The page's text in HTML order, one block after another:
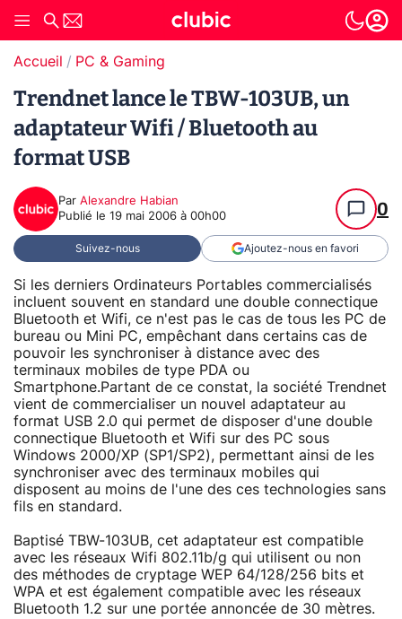
Accueil PC & Gaming
Trendnet lance le TBW-103UB, un
adaptateur Wifi / Bluetooth au
format USB
Par Alexandre Habian
Publié le 19 mai 2006 à 00h00 0
Suivez-nous Ajoutez-nous en favori
Si les derniers Ordinateurs Portables commercialisés
incluent souvent en standard une double connectique
Bluetooth et Wifi, ce n'est pas le cas de tous les PC de
bureau ou Mini PC, empêchant dans certains cas de
pouvoir les synchroniser à distance avec des
terminaux mobiles de type PDA ou
Smartphone.Partant de ce constat, la société Trendnet
vient de commercialiser un nouvel adaptateur au
format USB 2.0 qui permet de disposer d'une double
connectique Bluetooth et Wifi sur des PC sous
Windows 2000/XP (SP1/SP2), permettant ainsi de les
synchroniser avec des terminaux mobiles qui
disposent au moins de l'une des ces technologies sans
fils en standard.
Baptisé TBW-103UB, cet adaptateur est compatible
avec les réseaux Wifi 802.11b/g qui utilisent ou non
des méthodes de cryptage WEP 64/128/256 bits et
WPA et est également compatible avec les réseaux
Bluetooth 1.2 sur une portée annoncée de 30 mètres.